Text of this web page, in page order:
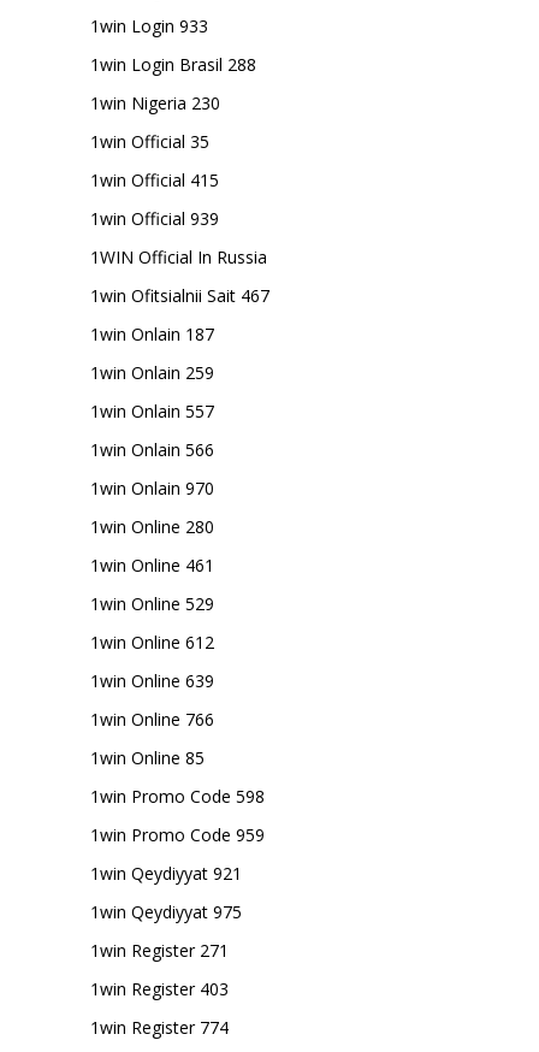
1win Login 933
1win Login Brasil 288
1win Nigeria 230
1win Official 35
1win Official 415
1win Official 939
1WIN Official In Russia
1win Ofitsialnii Sait 467
1win Onlain 187
1win Onlain 259
1win Onlain 557
1win Onlain 566
1win Onlain 970
1win Online 280
1win Online 461
1win Online 529
1win Online 612
1win Online 639
1win Online 766
1win Online 85
1win Promo Code 598
1win Promo Code 959
1win Qeydiyyat 921
1win Qeydiyyat 975
1win Register 271
1win Register 403
1win Register 774